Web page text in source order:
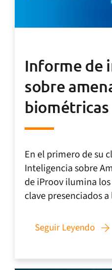
Informe de
sobre
biométricas
En el primero de su
Inteligencia sobre
de iProov ilumina
clave presenciados
Seguir Leyendo